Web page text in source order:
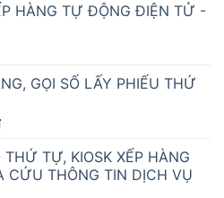
HÀNG TỰ ĐỘNG ĐIỆN TỬ -
GỌI SỐ LẤY PHIẾU THỨ
THỨ TỰ, KIOSK XẾP HÀNG
CỨU THÔNG TIN DỊCH VỤ